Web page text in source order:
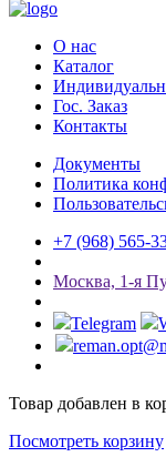
О нас
Каталог
Гос. Заказ
Контакты
Документы
Политика
+7 (968) 565-
Мосĸва, 1-я
Telegram
Товар добавлен в
Посмотреть корзину